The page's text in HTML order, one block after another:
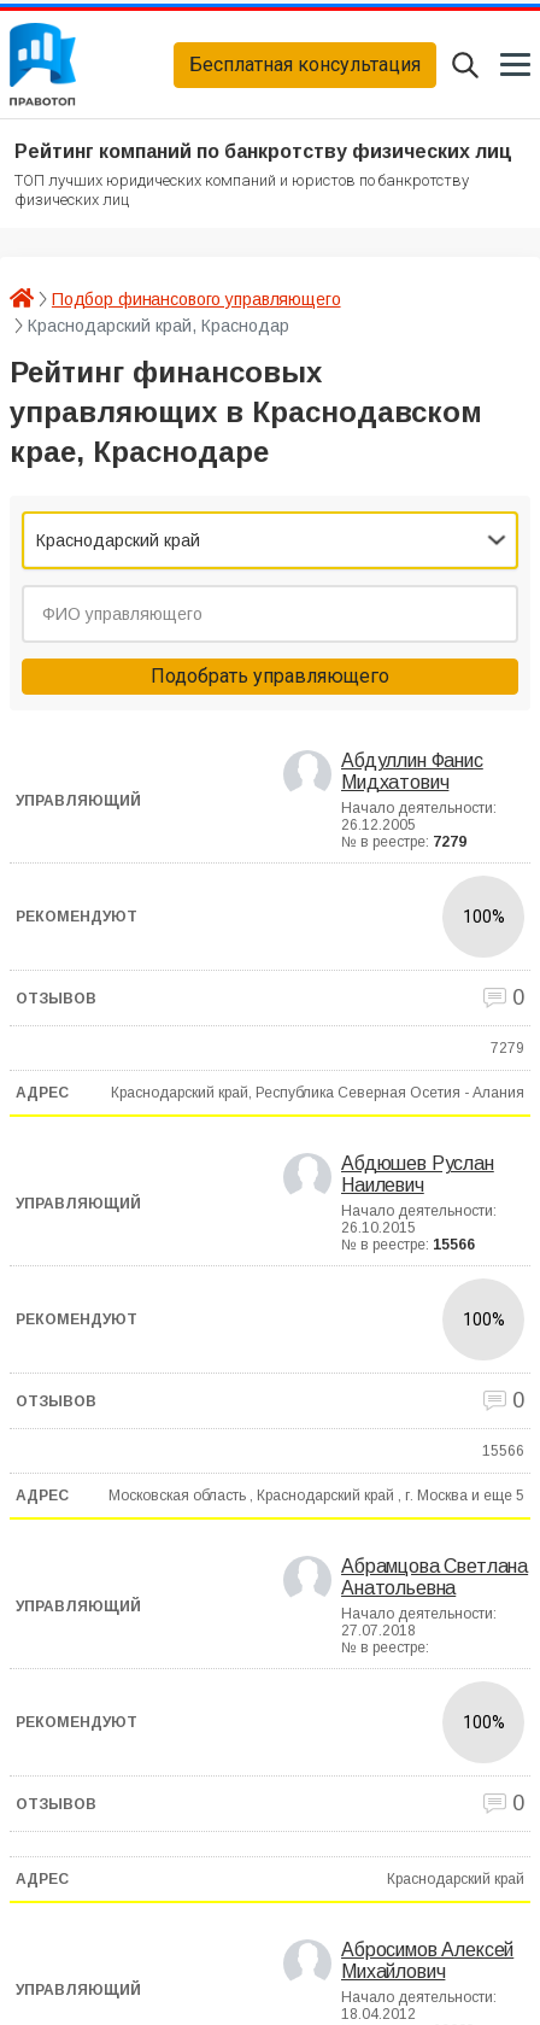
Бесплатная консультация
Рейтинг компаний по банкротству физических лиц
ТОП лучших юридических компаний и юристов по банкротству
физических лиц
Подбор финансового управляющего
Краснодарский край, Краснодар
Рейтинг финансовых
управляющих в Краснодавском
крае, Краснодаре
Краснодарский край
Подобрать управляющего
Абдуллин Фанис
Мидхатович
Начало деятельности:
26.12.2005
№ в реестре: 7279
100%
0
7279
Краснодарский край, Республика Северная Осетия - Алания
Абдюшев Руслан
Наилевич
Начало деятельности:
26.10.2015
№ в реестре: 15566
100%
0
15566
Московская область , Краснодарский край , г. Москва и еще 5
Абрамцова Светлана
Анатольевна
Начало деятельности:
27.07.2018
№ в реестре:
100%
0
Краснодарский край
Абросимов Алексей
Михайлович
Начало деятельности:
18.04.2012